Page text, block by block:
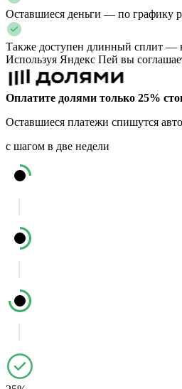
Оставшиеся деньги — по графику
Также доступен длинный сплит —
Используя Яндекс Пей вы
Оплатите долями только 25%
Оставшиеся платежи спишутся
с шагом в две недели